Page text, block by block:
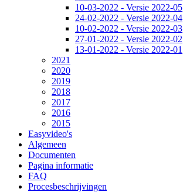
10-03-2022 - Versie 2022-05
24-02-2022 - Versie 2022-04
10-02-2022 - Versie 2022-03
27-01-2022 - Versie 2022-02
13-01-2022 - Versie 2022-01
2021
2020
2019
2018
2017
2016
2015
Easyvideo's
Algemeen
Documenten
Pagina informatie
FAQ
Procesbeschrijvingen